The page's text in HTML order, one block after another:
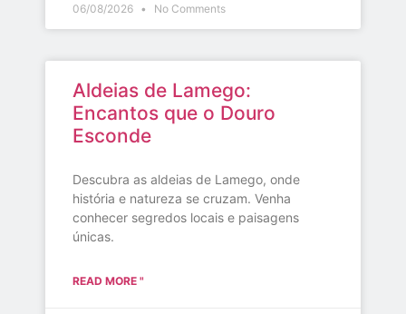
06/08/2026 No Comments
Aldeias de Lamego:
Encantos que o Douro
Esconde
Descubra as aldeias de Lamego, onde
história e natureza se cruzam. Venha
conhecer segredos locais e paisagens
únicas.
READ MORE "